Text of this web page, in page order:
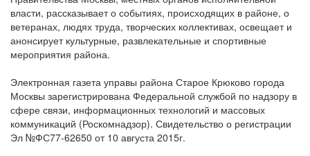
власти, рассказывает о событиях, происходящих в районе, о
ветеранах, людях труда, творческих коллективах, освещает и
анонсирует культурные, развлекательные и спортивные
мероприятия района.
Электронная газета управы района Старое Крюково города
Москвы зарегистрирована Федеральной службой по надзору в
сфере связи, информационных технологий и массовых
коммуникаций (Роскомнадзор). Свидетельство о регистрации
Эл №ФС77-62650 от 10 августа 2015г.